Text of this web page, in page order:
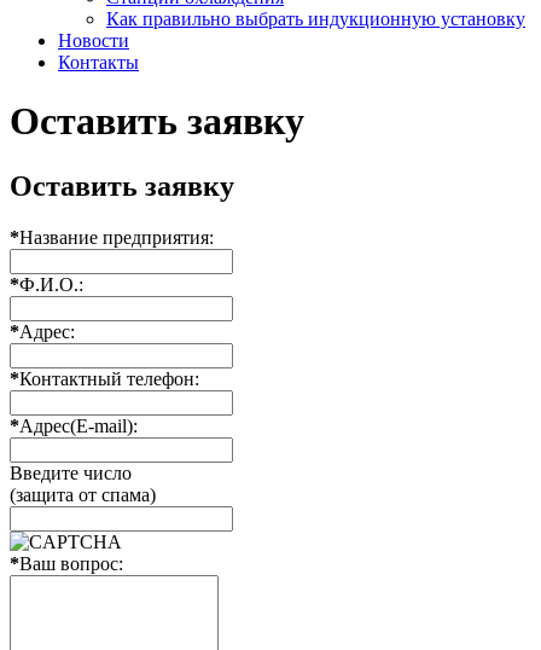
Как правильно выбрать индукционную установку
Новости
Контакты
Оставить заявку
Оставить заявку
*Название предприятия:
*Ф.И.О.:
*Адрес:
*Контактный телефон:
*Адрес(E-mail):
Введите число
(защита от спама)
*Ваш вопрос: